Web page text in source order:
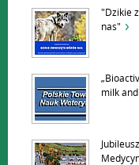
"Dzikie
nas"
milk